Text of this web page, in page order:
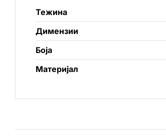
Тежина
Димензии
Боја
Материјал